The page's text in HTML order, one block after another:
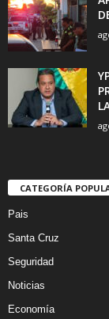
CATEGORÍA
Pais
Santa Cruz
Seguridad
Noticias
Economía